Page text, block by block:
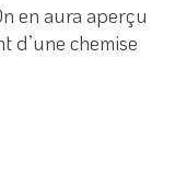
en aura aperçu
d’une chemise